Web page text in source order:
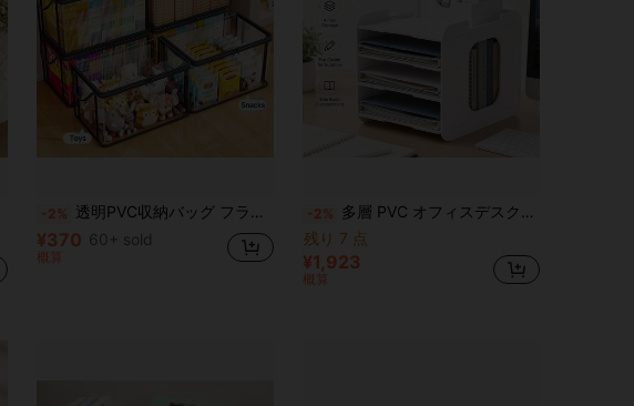
-2% 透明PVC収納バッグ フラップ付きウィンドウ付き - 多目的収納ボックス、オーガナイザー、おもちゃ、パーティーの景品、クラフト、本、学用品、スナックを収納可能 - 耐久性のある長方形のホームオーガナイズボックス、収納コンテナ、クリスマスギフト、ハロウィンギフトを収納可能
¥370 60+ sold
概算
-2% 多層 PVC オフィスデスクオーガナイザー - 引き出し付き スペースセーブ ストレージラック、文房具トレイ、はさみとファイル収納、自宅やオフィスに適しています、ホームオーガナイゼーション | モダンオフィスデスクオーガナイザー | 耐久性のあるオフィスデスクオーガナイザー、オフィスデスクストレージ&オーガナイゼーション、オフィスデスクストレージラック
残り 7 点
¥1,923
概算